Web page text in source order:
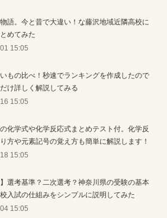
語。今と昔で大違い！な藤沢地域近隣高校に
めてみた
15:05
もの比べ！秒速でランキングを作成したので
け詳しく解説してみる
15:05
化学式や化学反応式まとめテスト付。化学反
方や元素記号の覚え方も簡単に解説します！
15:05
】選考基準？二次選考？神奈川県の受験の基本
入試の仕組みをシンプルに説明してみた
15:05